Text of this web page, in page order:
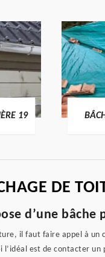
19
DE
d’une
il faut faire appel à
l’idéal est de contacter